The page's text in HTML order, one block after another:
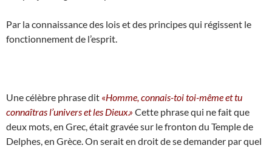
Par la connaissance des lois et des principes qui régissent le
fonctionnement de l’esprit.
Une célèbre phrase dit «Homme, connais-toi toi-même et tu
connaîtras l’univers et les Dieux.» Cette phrase qui ne fait que
deux mots, en Grec, était gravée sur le fronton du Temple de
Delphes, en Grèce. On serait en droit de se demander par quel